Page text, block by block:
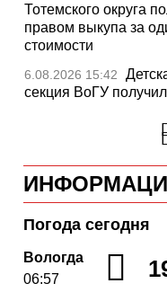
Тотемского округа
правом выкупа за
стоимости
6.08.2026 15:42
секция ВоГУ
силовые шоу
6.08.2026 14:31
Робот
поможет
на первоклассника
6.08.2026 14:00
подтвердила курс
Погода сегодня
Вологда
06:57